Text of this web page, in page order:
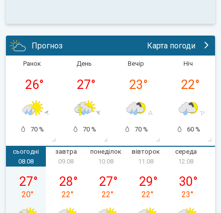
Прогноз Карта погоди
Ранок
26°
70 %
День
27°
70 %
Вечір
23°
70 %
Ніч
22°
60 %
сьогодні
субота, 08.08
08.08
27°
20°
завтра
09.08
28°
22°
понеділок
10.08
27°
22°
вівторок
11.08
29°
22°
середа
12.08
30°
23°